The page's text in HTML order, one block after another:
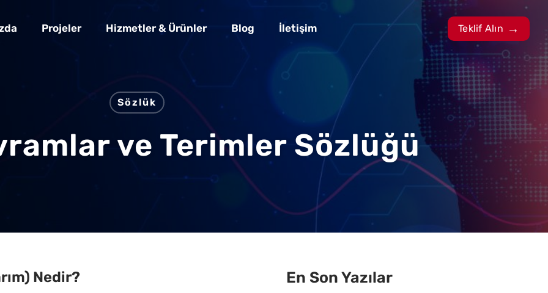
Projeler Hizmetler & Ürünler Blog İletişim Teklif Alın
Sözlük
ve Terimler Sözlüğü
Nedir? En Son Yazılar